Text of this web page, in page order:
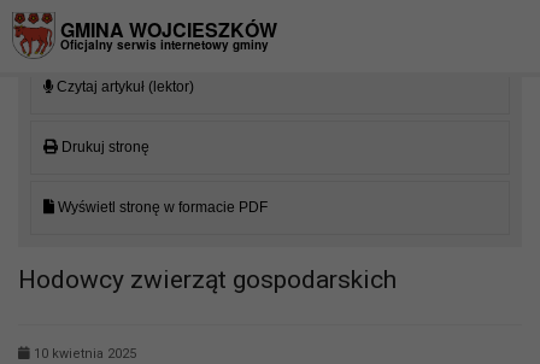
GMINA WOJCIESZKÓW
Oficjalny serwis internetowy gminy
Czytaj artykuł (lektor)
Drukuj stronę
Wyświetl stronę w formacie PDF
Hodowcy zwierząt gospodarskich
10 kwietnia 2025